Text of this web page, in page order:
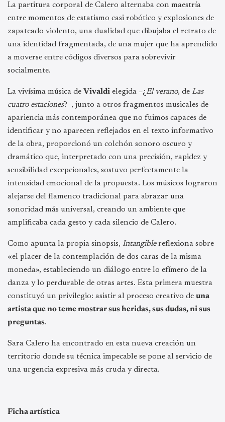
La partitura corporal de Calero alternaba con maestría
entre momentos de estatismo casi robótico y explosiones de
zapateado violento, una dualidad que dibujaba el retrato de
una identidad fragmentada, de una mujer que ha aprendido
a moverse entre códigos diversos para sobrevivir
socialmente.
La vivísima música de Vivaldi elegida –¿El verano, de Las
cuatro estaciones?–, junto a otros fragmentos musicales de
apariencia más contemporánea que no fuimos capaces de
identificar y no aparecen reflejados en el texto informativo
de la obra, proporcionó un colchón sonoro oscuro y
dramático que, interpretado con una precisión, rapidez y
sensibilidad excepcionales, sostuvo perfectamente la
intensidad emocional de la propuesta. Los músicos lograron
alejarse del flamenco tradicional para abrazar una
sonoridad más universal, creando un ambiente que
amplificaba cada gesto y cada silencio de Calero.
Como apunta la propia sinopsis, Intangiblereflexiona sobre
«el placer de la contemplación de dos caras de la misma
moneda», estableciendo un diálogo entre lo efímero de la
danza y lo perdurable de otras artes. Esta primera muestra
constituyó un privilegio: asistir al proceso creativo de una
artista que no teme mostrar sus heridas, sus dudas, ni sus
preguntas.
Sara Calero ha encontrado en esta nueva creación un
territorio donde su técnica impecable se pone al servicio de
una urgencia expresiva más cruda y directa.
Ficha artística